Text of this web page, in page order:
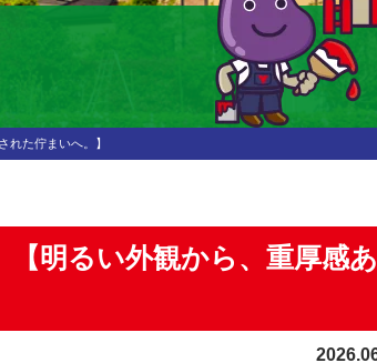
た佇まいへ。】
明るい外観から、重厚感